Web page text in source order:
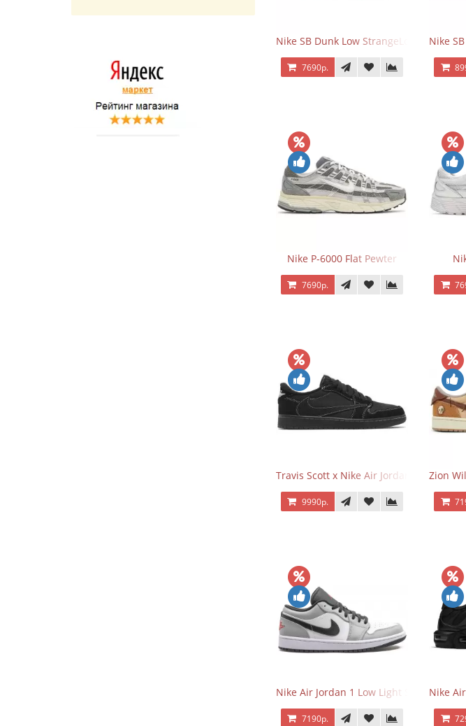
Nike SB Dunk Low StrangeLove
7690р.
Nike
Nike P-6000 Flat Pewter
7690р.
Travis Scott x Nike Air Jordan 1 Retro
9990р.
Zion
Nike Air Jordan 1 Low Light Smoke Grey
7190р.
Nike